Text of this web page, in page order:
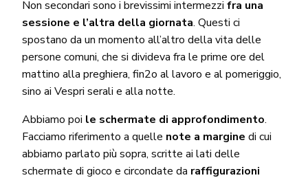
Non secondari sono i brevissimi intermezzifra una
sessione e l’altra della giornata. Questi ci
spostano da un momento all’altro della vita delle
persone comuni, che si divideva fra le prime ore del
mattino alla preghiera, fin2o al lavoro e al pomeriggio,
sino ai Vespri serali e alla notte.
Abbiamo poi le schermate di approfondimento.
Facciamo riferimento a quelle note a marginedi cui
abbiamo parlato più sopra, scritte ai lati delle
schermate di gioco e circondate da raffigurazioni